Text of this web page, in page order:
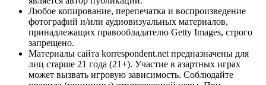
Любое копирование, перепечатка и воспроизведение
фотографий и/или аудиовизуальных материалов,
принадлежащих правообладателю Getty Images, строго
запрещено.
Материалы сайта korrespondent.net предназначены для
лиц старше 21 года (21+). Участие в азартных играх
может вызвать игровую зависимость. Соблюдайте